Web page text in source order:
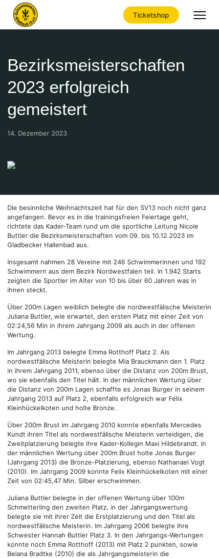
Ticketshop
Bezirksmeisterschaften
2023 erfolgreich
gemeistert
14. Dezember 2023
Die besinnliche Weihnachtszeit hat für den SV13 noch nicht ganz
angefangen. Bevor es in die trainingsfreien Feiertage geht,
richtete das Kader-Team rund um die sportliche Leitung Nicole
Buttler die Bezirksmeisterschaften vom 09. bis 10.12.2023 im
Gladbecker Hallenbad aus.
Insgesamt nahmen 28 Vereine mit 246 Schwimmerinnen und 192
Schwimmern aus dem Bezirk Nordwestfalen teil. In 1.942 Starts
zeigten die Sportler im Alter von 10 bis über 60 Jahren was in
ihnen steckt.
Über 200m Lagen weiblich belegte die nordwestfälische Meisterin
Juliana Buttler, wie erwartet, den ersten Platz mit einer Zeit von
02:24,56 Min in ihrem Jahrgang 2009 als auch in der offenen
Wertung.
Im Jahrgang 2013 belegte Emma Rotthoff Platz 2. Als
nordwestfälische Meisterin belegte Mia Brauckmann den 1. Platz
in ihrem Jahrgang 2011, ebenso über die Distanz von 200m Brust,
wo sie ebenfalls den Titel hält. In der männlichen Wertung über
die Distanz von 200m Lagen schaffte es Jonas Burger in seinem
Jahrgang 2013 auf Platz 2, ebenfalls erfolgreich war Felix
Kleinhückelkoten und holte Bronze.
Über 200m Brust im Jahrgang 2010 konnte ebenfalls Mercedes
Kundt ihren Titel als nordwestfälische Meisterin verteidigen, die
Zweitplatzierung belegte ihre Kader-Kollegin Maxi Hildebrandt. In
der männlichen Wertung über 200m Brust holte Jonas Burger
(Jahrgang 2013) die Bronze-Platzierung, ebenso Nathanael Vogt
(2010). Im Jahrgang 2009 konnte Felix Kleinhückelkoten mit einer
Zeit von 02:45,47 Min. Silber erschwimmen.
Juliana Buttler belegte in der offenen Wertung über 100m
Schmetterling den zweiten Platz, in der Jahrgangswertung
belegte sie mit ihrer Zeit die Erstplatzierung und den Titel als
nordwestfälische Meisterin. Im Jahrgang 2006 belegte ihre
Schwester Hannah Buttler Platz 3. In den Jahrgangs-Wertungen
konnte noch Emma Rotthoff (2013) mit Platz 2 punkten, sowie
Belana Bradtke (2010) die als Jahrgangsmeisterin die